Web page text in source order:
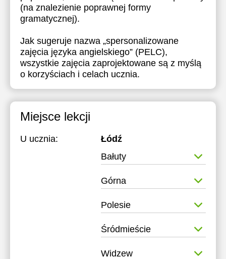
(na znalezienie poprawnej formy
gramatycznej).
Jak sugeruje nazwa „spersonalizowane
zajęcia języka angielskiego” (PELC),
wszystkie zajęcia zaprojektowane są z myślą
o korzyściach i celach ucznia.
Miejsce lekcji
U ucznia:
Łódź
Bałuty
Górna
Polesie
Śródmieście
Widzew